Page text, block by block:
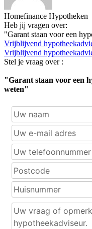
Homefinance Hypotheken
Heb jij vragen over:
"Garant staan voor een
Vrijblijvend
Vrijblijvend
Stel je vraag over :
"Garant staan voor een
weten"